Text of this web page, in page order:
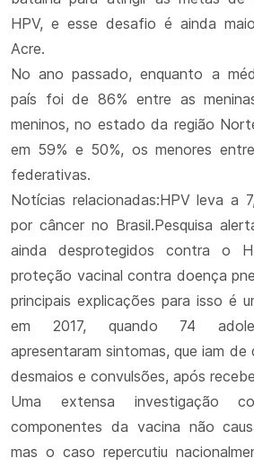
HPV, e esse desafio é ainda
Acre.
No ano passado, enquanto a
país foi de 86% entre as
meninos, no estado da região
em 59% e 50%, os menores
federativas.
Notícias relacionadas:HPV leva a
por câncer no Brasil.Pesquisa
ainda desprotegidos contra o
proteção vacinal contra doença
principais explicações para isso é
em 2017, quando 74
apresentaram sintomas, que iam
desmaios e convulsões, após
Uma extensa investigação
componentes da vacina não
mas o caso repercutiu